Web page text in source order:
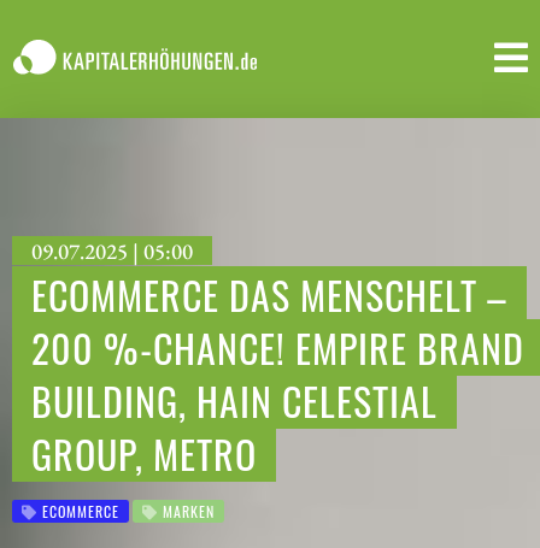
09.07.2025 | 05:00
ECOMMERCE DAS MENSCHELT –
200 %-CHANCE! EMPIRE BRAND
BUILDING, HAIN CELESTIAL
GROUP, METRO
ECOMMERCE MARKEN